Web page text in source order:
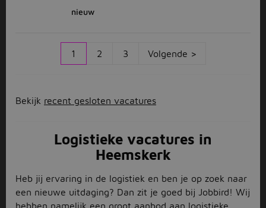
nieuw
1 2 3 Volgende >
Bekijk recent gesloten vacatures
Logistieke vacatures in
Heemskerk
Heb jij ervaring in de logistiek en ben je op zoek naar
een nieuwe uitdaging? Dan zit je goed bij Jobbird! Wij
hebben namelijk een groot aanbod aan logistieke